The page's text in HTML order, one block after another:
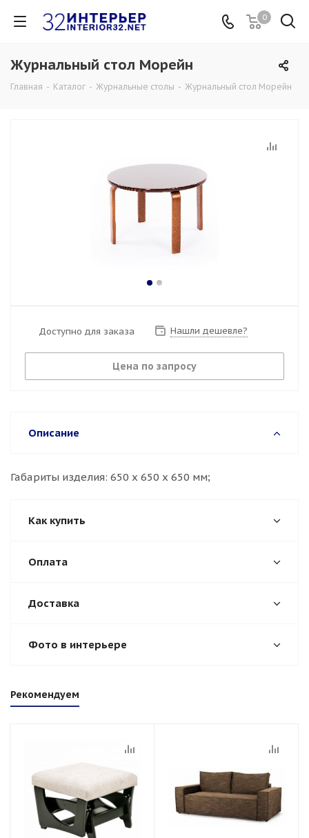
0
Журнальный стол Морейн
Главная - Каталог - Журнальные столы - Журнальный стол Морейн
Доступно для заказа Нашли дешевле?
Цена по запросу
Описание
Габариты изделия: 650 х 650 х 650 мм;
Как купить
Оплата
Доставка
Фото в интерьере
Рекомендуем